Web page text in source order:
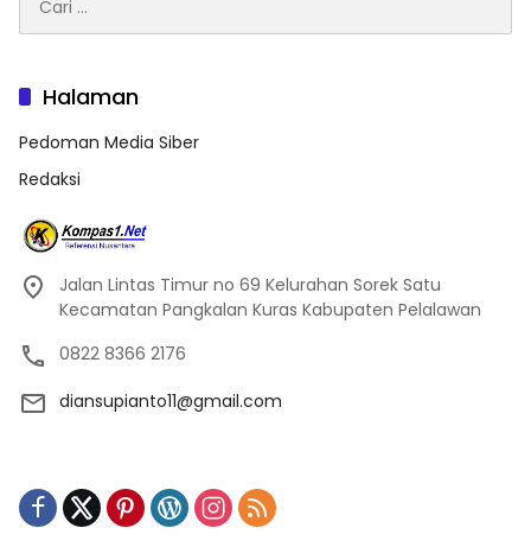
untuk:
Halaman
Pedoman Media Siber
Redaksi
Jalan Lintas Timur no 69 Kelurahan Sorek Satu
Kecamatan Pangkalan Kuras Kabupaten Pelalawan
0822 8366 2176
diansupianto11@gmail.com